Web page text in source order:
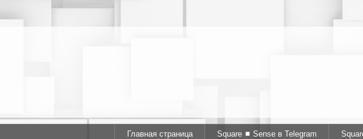
Главная страница Square ◼ Sense в Telegram